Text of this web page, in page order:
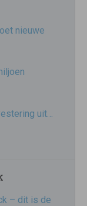
nieuwe
uit…
– dit is de